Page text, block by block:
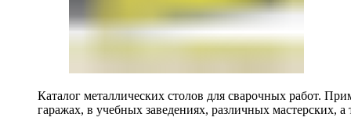
Каталог металлических столов для сварочных работ.
гаражах, в учебных заведениях, различных мастерских, а